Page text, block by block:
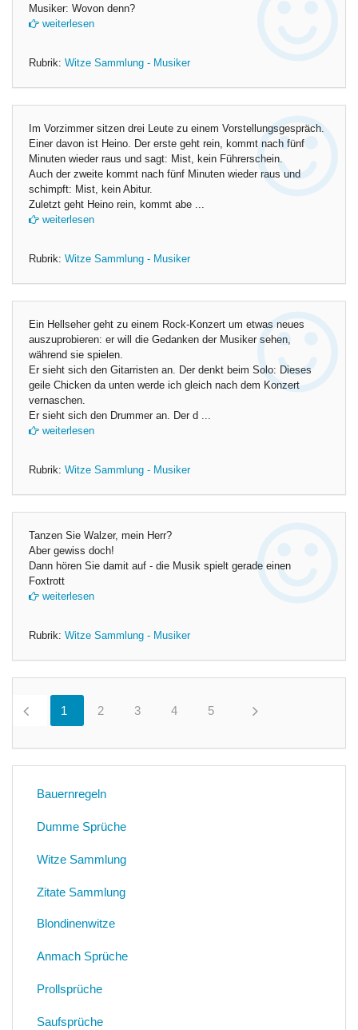
Musiker: Wovon denn?
weiterlesen
Rubrik: Witze Sammlung - Musiker
Im Vorzimmer sitzen drei Leute zu einem Vorstellungsgespräch.
Einer davon ist Heino. Der erste geht rein, kommt nach fünf
Minuten wieder raus und sagt: Mist, kein Führerschein.
Auch der zweite kommt nach fünf Minuten wieder raus und
schimpft: Mist, kein Abitur.
Zuletzt geht Heino rein, kommt abe ...
weiterlesen
Rubrik: Witze Sammlung - Musiker
Ein Hellseher geht zu einem Rock-Konzert um etwas neues
auszuprobieren: er will die Gedanken der Musiker sehen,
während sie spielen.
Er sieht sich den Gitarristen an. Der denkt beim Solo: Dieses
geile Chicken da unten werde ich gleich nach dem Konzert
vernaschen.
Er sieht sich den Drummer an. Der d ...
weiterlesen
Rubrik: Witze Sammlung - Musiker
Tanzen Sie Walzer, mein Herr?
Aber gewiss doch!
Dann hören Sie damit auf - die Musik spielt gerade einen
Foxtrott
weiterlesen
Rubrik: Witze Sammlung - Musiker
1 2 3 4 5
Bauernregeln
Dumme Sprüche
Witze Sammlung
Zitate Sammlung
Blondinenwitze
Anmach Sprüche
Prollsprüche
Saufsprüche